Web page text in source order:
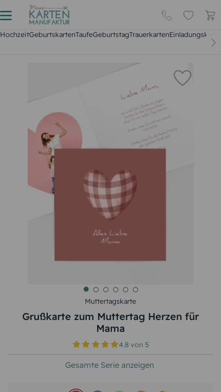
HochzeitGeburtskartenTaufeGeburtstagTrauerkarten
Muttertagskarte
Grußkarte zum Muttertag Herzen für
Mama
4.8 von5
Gesamte Serie anzeigen